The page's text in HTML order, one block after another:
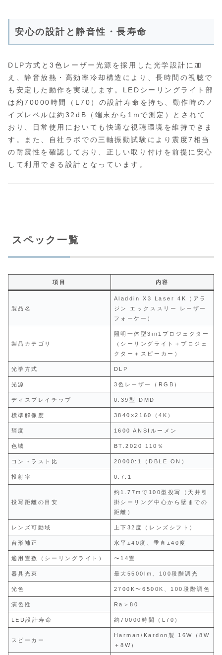
安心の設計と静音性・長寿命
DLP方式と3色レーザー光源を採用した光学設計に加
え、静音放熱・高効率冷却構造により、長時間の視聴で
も安定した動作を実現します。LEDシーリングライト部
は約70000時間（L70）の設計寿命を持ち、動作時のノ
イズレベルは約32dB（端末から1mで測定）とされて
おり、日常使用においても快適な視聴環境を維持できま
す。また、自社ラボでの三軸振動試験により震度7相当
の耐震性を確認しており、正しい取り付けを前提に安心
して利用できる設計となっています。
スペック一覧
項目 内容
製品名
Aladdin X3 Laser 4K（アラ
ジン エックススリー レーザー
フォーケー）
製品カテゴリ
照明一体型3in1プロジェクター
（シーリングライト＋プロジェ
クター＋スピーカー）
光学方式 DLP
光源 3色レーザー（RGB）
ディスプレイチップ 0.39型 DMD
標準解像度 3840×2160（4K）
輝度 1600 ANSIルーメン
色域 BT.2020 110％
コントラスト比 20000:1（DBLE ON）
投射率 0.7:1
投写距離の目安
約1.77mで100型投写（天井引
掛シーリング中心から壁までの
距離）
レンズ可動域 上下32度（レンズシフト）
台形補正 水平±40度、垂直±40度
適用畳数（シーリングライト） 〜14畳
器具光束 最大5500lm、100段階調光
光色 2700K〜6500K、100段階調色
演色性 Ra＞80
LED設計寿命 約70000時間（L70）
スピーカー
Harman/Kardon製 16W（8W
＋8W）